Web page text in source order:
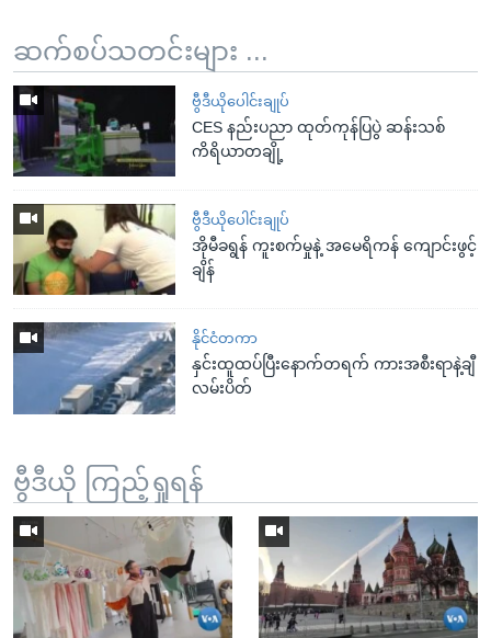
ဆက်စပ်သတင်းများ ...
ဗွီဒီယိုပေါင်းချုပ်
CES နည်းပညာ ထုတ်ကုန်ပြပွဲ ဆန်းသစ်
ကိရိယာတချို့
ဗွီဒီယိုပေါင်းချုပ်
အိုမီခရွန် ကူးစက်မှုနဲ့ အမေရိကန် ကျောင်းဖွင့်
ချိန်
နိုင်ငံတကာ
နှင်းထူထပ်ပြီးနောက်တရက် ကားအစီးရာနဲ့ချီ
လမ်းပိတ်
ဗွီဒီယို ကြည့်ရှုရန်